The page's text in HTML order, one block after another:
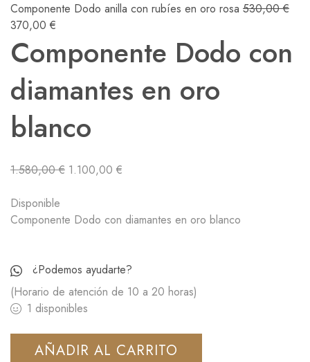
Componente Dodo anilla con rubíes en oro rosa 530,00€
370,00 €
Componente Dodo con
diamantes en oro
blanco
1.580,00€ 1.100,00 €
Disponible
Componente Dodo con diamantes en oro blanco
¿Podemos ayudarte?
(Horario de atención de 10 a 20 horas)
1 disponibles
AÑADIR AL CARRITO